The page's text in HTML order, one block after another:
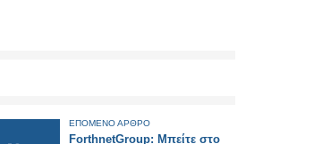
ΕΠΟΜΕΝΟ ΑΡΘΡΟ
ForthnetGroup: Μπείτε στο